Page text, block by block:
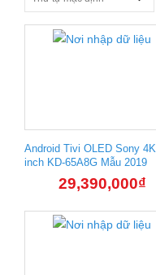
Android Tivi OLED Sony
inch KD-65A8G Mẫu 2019
29,390,000₫